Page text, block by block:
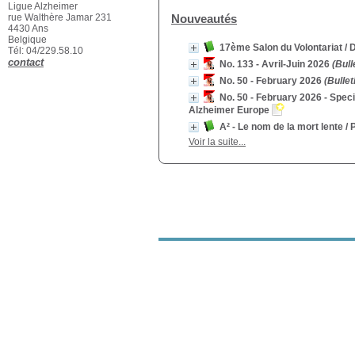
Nouveautés
17ème Salon du Volontariat /
No. 133 - Avril-Juin 2026
No. 50 - February 2026
No. 50 - February 2026 -
Alzheimer Europe
A² - Le nom de la mort lente /
Voir la suite...
Ligue Alzheimer
rue Walthère Jamar 231
4430 Ans
Belgique
Tél: 04/229.58.10
contact